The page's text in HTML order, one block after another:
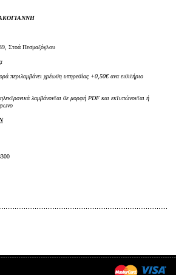
Στοά Πεσμαζόγλου
περιλαμβάνει χρέωση υπηρεσίας +0,50€ ανα εισιτήριο
λαμβάνονται σε μορφή PDF και εκτυπώνονται ή